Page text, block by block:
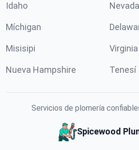
Idaho Nevada
Míchigan
Misisipi
Nueva Hampshire Tenesí
Servicios de plomería
Spicewood